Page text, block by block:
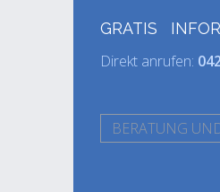
GRATIS
Direkt anrufen:
BERATUNG